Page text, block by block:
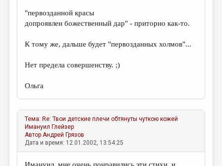
"первозданной красы
допроявлен божественный дар" - приторно как-то.
К тому же, дальше будет "первозданных холмов"...
Нет предела совершенству. ;)
Ольга
Тема: Re: Твои детские плечи обтянуты чуткою кожей
Имануил Глейзер
АвторАндрей Грязов
Дата и время: 12.01.2002, 13:54:25